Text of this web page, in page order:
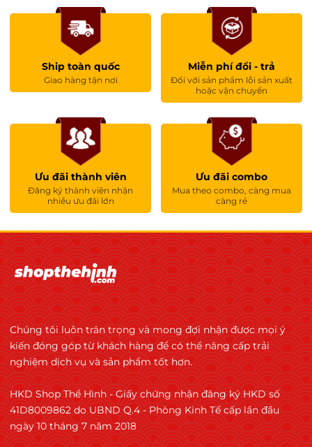
Ship toàn quốc
Giao hàng tận nơi
Miễn phí đổi - trả
Đối với sản phẩm lỗi sản xuất
hoặc vận chuyển
Ưu đãi thành viên
Đăng ký thành viên nhận
nhiều ưu đãi lớn
Ưu đãi combo
Mua theo combo, càng mua
càng rẻ
Chúng tôi luôn trân trọng và mong đợi nhận được mọi ý
kiến đóng góp từ khách hàng để có thể nâng cấp trải
nghiệm dịch vụ và sản phẩm tốt hơn.
HKD Shop Thể Hình - Giấy chứng nhận đăng ký HKD số
41D8009862 do UBND Q.4 - Phòng Kinh Tế cấp lần đầu
ngày 10 tháng 7 năm 2018